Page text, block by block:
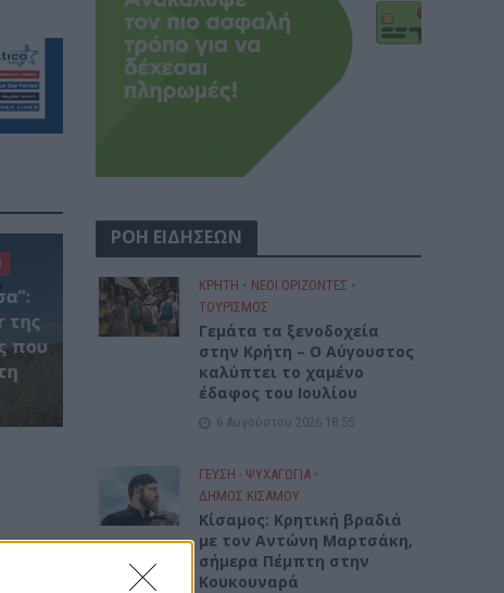
της
που
ΡΟΗ ΕΙΔΗΣΕΩΝ
ΚΡΗΤΗ • ΝΕΟΙ ΟΡΙΖΟΝΤΕΣ •
ΤΟΥΡΙΣΜΟΣ
Γεμάτα τα ξενοδοχεία
στην Κρήτη – Ο Αύγουστος
καλύπτει το χαμένο
έδαφος του Ιουλίου
6 Αυγούστου 2026 18:55
ΓΕΎΣΗ - ΨΥΧΑΓΩΓΊΑ •
ΔΉΜΟΣ ΚΙΣΆΜΟΥ
Kίσαμος: Κρητική βραδιά
με τον Αντώνη Μαρτσάκη,
σήμερα Πέμπτη στην
Κουκουναρά